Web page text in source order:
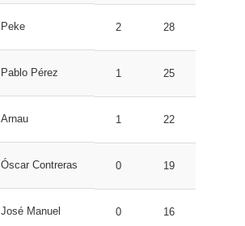
Peke 2 28
Pablo Pérez 1 25
Arnau 1 22
Óscar Contreras 0 19
José Manuel 0 16